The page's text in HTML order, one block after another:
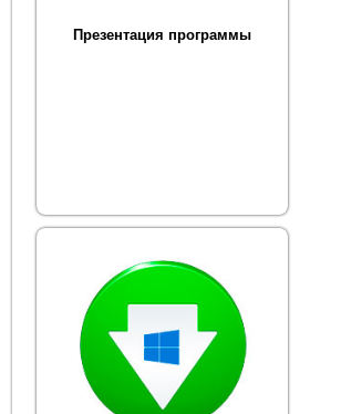
Презентация программы